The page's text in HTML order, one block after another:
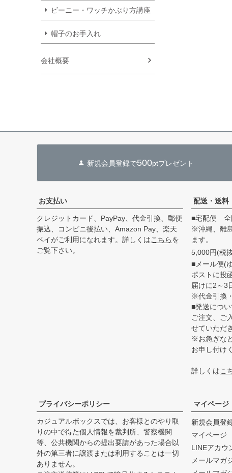
ビーニー・ワッチかぶり方講座
帽子のお手入れ
会社概要
新規会員登録で500ptプレゼント
お支払い
クレジットカード、PayPay、代金引換、郵便
振込、コンビニ後払い、Amazon Pay、楽天
ペイがご利用になれます。詳しくはこちらを
ご覧下さい。
配送・送料
■宅配便 全
※沖縄、離
ます。
5,000円(税
■メール便(
ポストに投
届けに2～3
※代金引換
■発送につい
ご注文、ご
せていただ
※お急ぎな
お申し付け
詳しくはこ
プライバシーポリシー
カジュアルボックスでは、お客様とのやり取
りの中で得た個人情報を裁判所、警察機関
等、公共機関からの提出要請があった場合以
外の第三者に譲渡または利用することは一切
ありません。
マイページ
新規会員登
マイページ
LINEアカウ
メールマガ